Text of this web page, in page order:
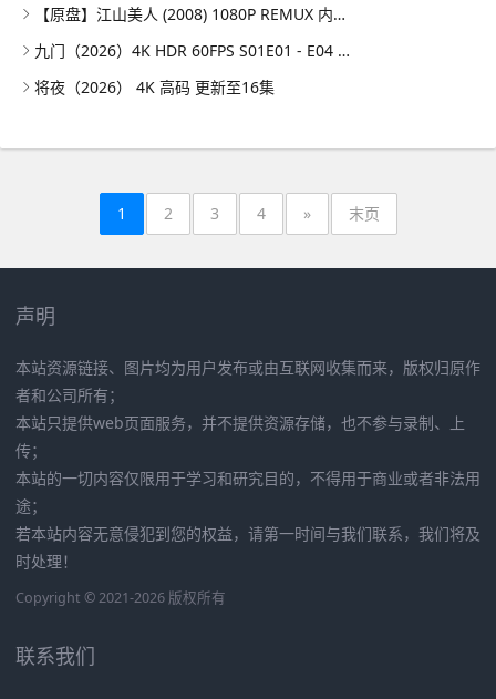
【原盘】江山美人 (2008) 1080P REMUX 内封简繁特效字幕
九门（2026）4K HDR 60FPS S01E01 - E04 DTS音轨 HiveWeb
将夜（2026） 4K 高码 更新至16集
1 2 3 4 » 末页
声明
本站资源链接、图片均为用户发布或由互联网收集而来，版权归原作
者和公司所有；
本站只提供web页面服务，并不提供资源存储，也不参与录制、上
传；
本站的一切内容仅限用于学习和研究目的，不得用于商业或者非法用
途；
若本站内容无意侵犯到您的权益，请第一时间与我们联系，我们将及
时处理！
Copyright © 2021-2026 版权所有
联系我们